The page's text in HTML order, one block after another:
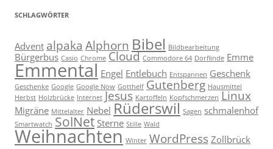
SCHLAGWÖRTER
Advent alpaka Alphorn Bibel Bildbearbeitung
Bürgerbus Casio Chrome Cloud Commodore 64 Dorflinde Emme
Emmental Engel Entlebuch Entspannen Geschenk
Geschenke Google Google Now Gotthelf Gutenberg Hausmittel
Herbst Holzbrücke Internet Jesus Kartoffeln Kopfschmerzen Linux
Migräne Mittelalter Nebel Rüderswil Sagen schmalenhof
Smartwatch SolNet Sterne Stille Wald
Weihnachten Winter WordPress Zollbrück